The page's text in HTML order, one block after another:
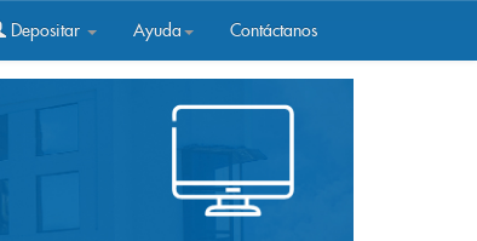
Depositar Ayuda Contáctanos